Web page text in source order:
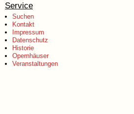
Service
Suchen
Kontakt
Impressum
Datenschutz
Historie
Opernhäuser
Veranstaltungen